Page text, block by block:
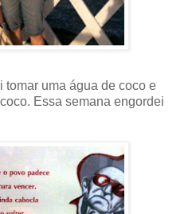
tomar uma água de coco e
Essa semana engordei